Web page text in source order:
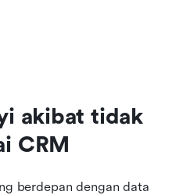
akibat tidak
CRM
berdepan dengan data